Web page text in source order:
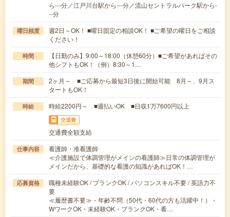
ら---分／江戸川台駅から---分／流山セントラルパーク駅から-
--分
曜日頻度
週2日～OK！ ■曜日固定の相談OK！ ■ご希望の曜日をご相談
ください！
時間
【日勤のみ】9:00～18:00（休憩60分）■ご希望があればその
他シフトもOK！（例）8:30～1…
期間
2ヶ月～ ■ご応募から最短3日後に開始可能 8月～、9月ス
タートもOK！
時給 時給2200円～ ■週払いOK ■日収1万7600円以上
交通費
交通費全額支給
仕事内容
看護師・准看護師
≪介護施設で体調管理がメインの看護師≫日常の体調管理が
メインだから、基礎的な看護の知識があればOK！…
応募資格
職種未経験OK / ブランクOK / パソコンスキル不要 / 英語力不
要
≪履歴書不要≫・年齢不問（50代・60代の方も活躍中！）・
WワークOK・未経験OK・ブランクOK・看…